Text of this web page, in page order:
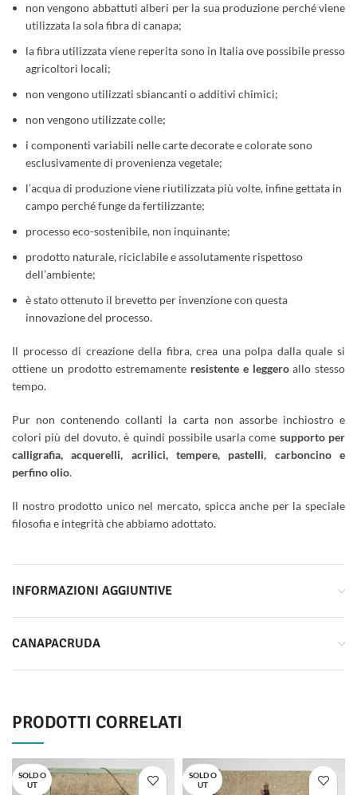
non vengono abbattuti alberi per la sua produzione perché viene
utilizzata la sola fibra di canapa;
la fibra utilizzata viene reperita sono in Italia ove possibile presso
agricoltori locali;
non vengono utilizzati sbiancanti o additivi chimici;
non vengono utilizzate colle;
i componenti variabili nelle carte decorate e colorate sono
esclusivamente di provenienza vegetale;
l’acqua di produzione viene riutilizzata più volte, infine gettata in
campo perché funge da fertilizzante;
processo eco-sostenibile, non inquinante;
prodotto naturale, riciclabile e assolutamente rispettoso
dell’ambiente;
è stato ottenuto il brevetto per invenzione con questa
innovazione del processo.
Il processo di creazione della fibra, crea una polpa dalla quale si
ottiene un prodotto estremamente resistente e leggeroallo stesso
tempo.
Pur non contenendo collanti la carta non assorbe inchiostro e
colori più del dovuto, è quindi possibile usarla come supporto per
calligrafia, acquerelli, acrilici, tempere, pastelli, carboncino e
perfino olio.
Il nostro prodotto unico nel mercato, spicca anche per la speciale
filosofia e integrità che abbiamo adottato.
INFORMAZIONI AGGIUNTIVE
CANAPACRUDA
PRODOTTI CORRELATI
SOLD O
UT
SOLD O
UT